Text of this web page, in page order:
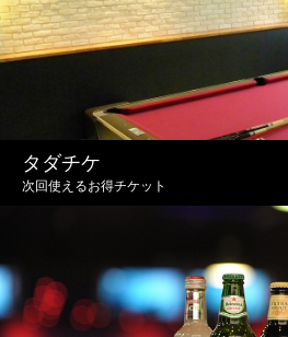
タダチケ
次回使えるお得チケット